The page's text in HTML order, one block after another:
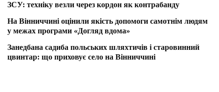
ЗСУ: техніку везли через кордон як контрабанду
На Вінниччині оцінили якість допомоги самотнім людям
у межах програми «Догляд вдома»
Занедбана садиба польських шляхтичів і старовинний
цвинтар: що приховує село на Вінниччині